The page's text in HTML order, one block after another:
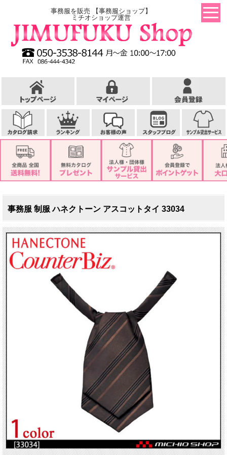
事務服を販売 【事務服ショップ】
ミチオショップ運営
事務服 制服 ハネクトーン アスコットタイ 33034